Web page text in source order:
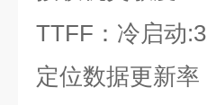
TTFF ：冷启动
定位数据更新率